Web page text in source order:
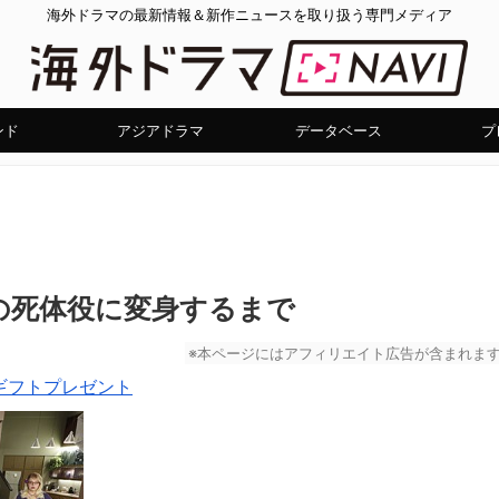
海外ドラマの最新情報＆新作ニュースを取り扱う専門メディア
ド アジアドラマ データベース
体役に変身するまで
※本ページにはアフィリエイト広告が含まれま